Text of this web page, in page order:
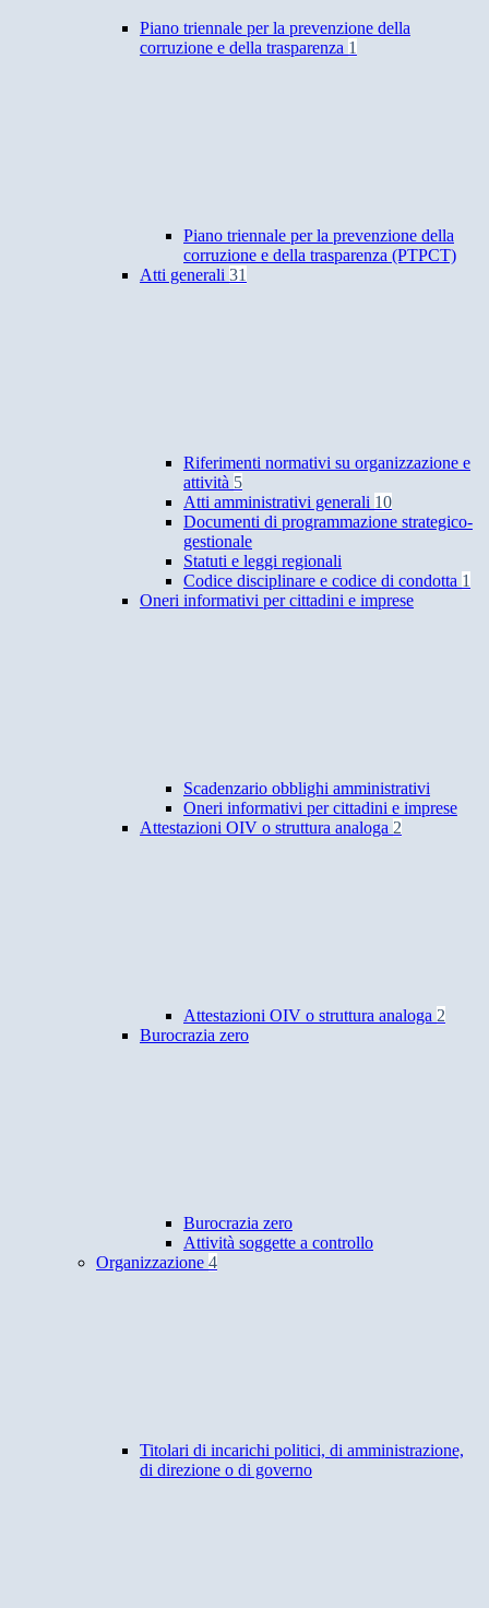
Piano triennale per la prevenzione della
corruzione e della trasparenza 1
Piano triennale per la prevenzione della
corruzione e della trasparenza (PTPCT)
Atti generali 31
Riferimenti normativi su organizzazione e
attività 5
Atti amministrativi generali 10
Documenti di programmazione strategico-
gestionale
Statuti e leggi regionali
Codice disciplinare e codice di condotta 1
Oneri informativi per cittadini e imprese
Scadenzario obblighi amministrativi
Oneri informativi per cittadini e imprese
Attestazioni OIV o struttura analoga 2
Attestazioni OIV o struttura analoga 2
Burocrazia zero
Burocrazia zero
Attività soggette a controllo
Organizzazione 4
Titolari di incarichi politici, di amministrazione,
di direzione o di governo